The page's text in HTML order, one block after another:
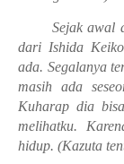
Sejak awal
dari Ishida
ada. Segalanya
masih ada
Kuharap dia
melihatku.
hidup. (Kazuta